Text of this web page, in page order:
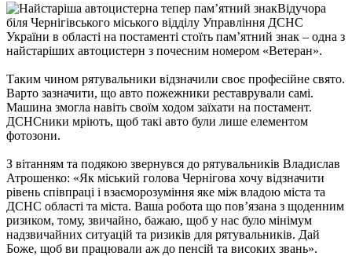
Відучора
біля Чернігівського міського відділу Управління ДСНС
України в області на постаменті стоїть пам’ятний знак – одна з
найстаріших автоцистерн з почесним номером «Ветеран».
Таким чином рятувальники відзначили своє професійне свято.
Варто зазначити, що авто пожежники реставрували самі.
Машина змогла навіть своїм ходом заїхати на постамент.
ДСНСники мріють, щоб такі авто були лише елементом
фотозони.
З вітанням та подякою звернувся до рятувальників Владислав
Атрошенко: «Як міський голова Чернігова хочу відзначити
рівень співпраці і взаєморозуміння яке між владою міста та
ДСНС області та міста. Ваша робота що пов’язана з щоденним
ризиком, тому, звичайно, бажаю, щоб у нас було мінімум
надзвичайних ситуацій та ризиків для рятувальників. Дай
Боже, щоб ви працювали аж до пенсій та високих звань».